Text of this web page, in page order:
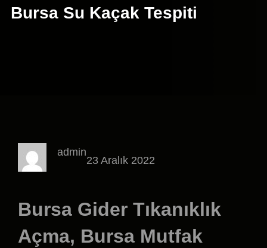
Bursa Su Kaçak Tespiti
admin
23 Aralık 2022
Bursa Gider Tıkanıklık
Açma, Bursa Mutfak